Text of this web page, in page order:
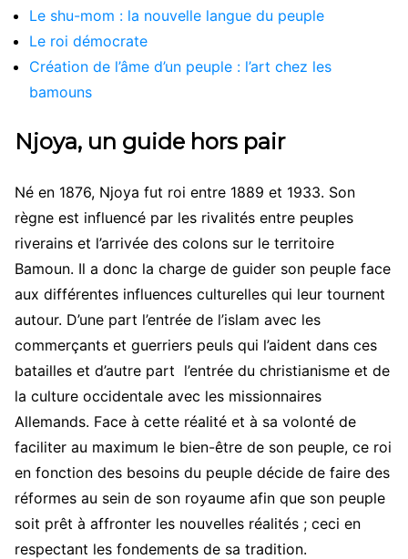
Le shu-mom : la nouvelle langue du peuple
Le roi démocrate
Création de l’âme d’un peuple : l’art chez les
bamouns
Njoya, un guide hors pair
Né en 1876, Njoya fut roi entre 1889 et 1933. Son
règne est influencé par les rivalités entre peuples
riverains et l’arrivée des colons sur le territoire
Bamoun. Il a donc la charge de guider son peuple face
aux différentes influences culturelles qui leur tournent
autour. D’une part l’entrée de l’islam avec les
commerçants et guerriers peuls qui l’aident dans ces
batailles et d’autre part l’entrée du christianisme et de
la culture occidentale avec les missionnaires
Allemands. Face à cette réalité et à sa volonté de
faciliter au maximum le bien-être de son peuple, ce roi
en fonction des besoins du peuple décide de faire des
réformes au sein de son royaume afin que son peuple
soit prêt à affronter les nouvelles réalités ; ceci en
respectant les fondements de sa tradition.